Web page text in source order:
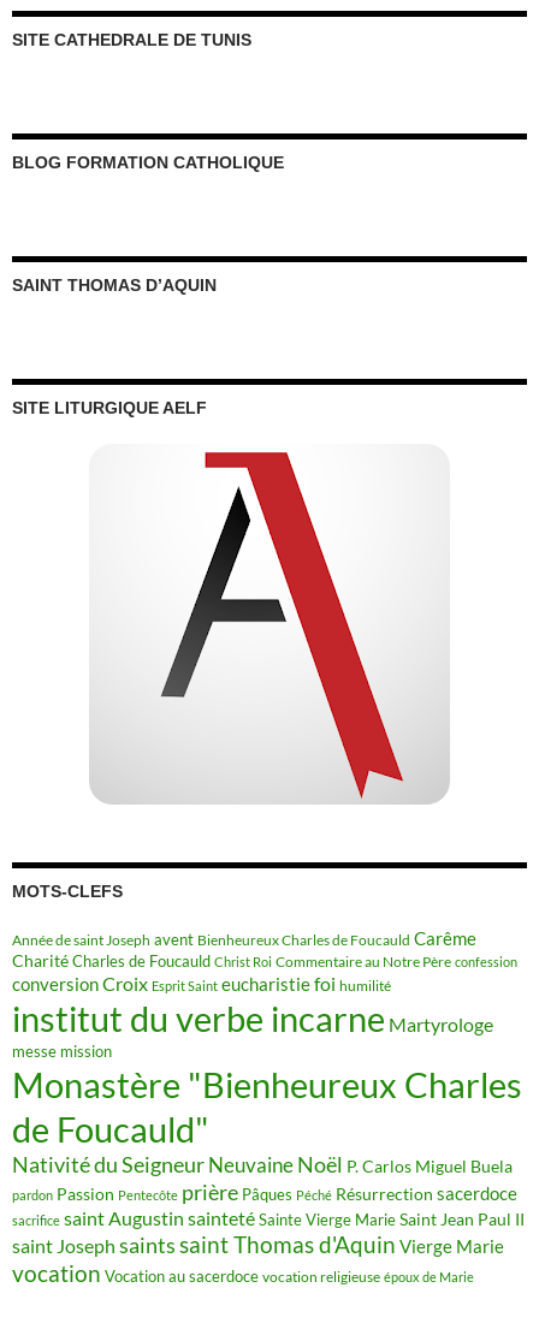
SITE CATHEDRALE DE TUNIS
BLOG FORMATION CATHOLIQUE
SAINT THOMAS D’AQUIN
SITE LITURGIQUE AELF
MOTS-CLEFS
Année de saint Joseph avent Bienheureux Charles de Foucauld Carême
Charité Charles de Foucauld Christ Roi Commentaire au Notre Père confession
conversionCroix Esprit Saint eucharistiefoi humilité
institut du verbe incarne Martyrologe
messe mission
Monastère "Bienheureux Charles
de Foucauld"
Nativité du Seigneur Neuvaine Noël P. Carlos Miguel Buela
pardon Passion Pentecôte prière Pâques Péché Résurrection sacerdoce
sacrifice saint Augustin saintetéSainte Vierge MarieSaint Jean Paul II
saint Joseph saintssaint Thomas d'Aquin Vierge Marie
vocation Vocation au sacerdoce vocation religieuse époux de Marie